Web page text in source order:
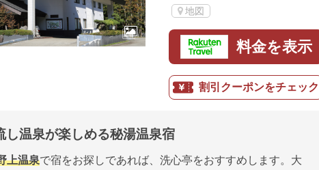
地図
料金を表示
割引クーポンをチェック
し温泉が楽しめる秘湯温泉宿
上温泉で宿をお探しであれば、洗心亭をおすすめします。大